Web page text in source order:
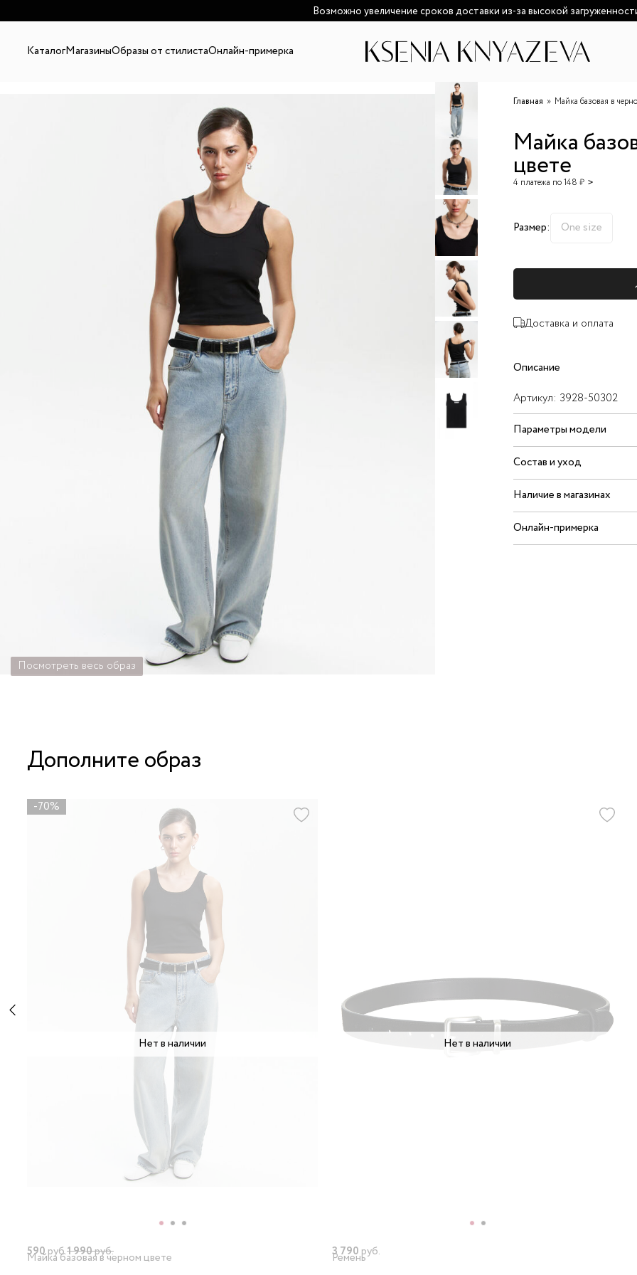
Возможно увеличение сроков доставки из-за высокой
КаталогМагазиныОбразы от стилистаОнлайн-примерка
Посмотреть весь образ
Главная Майка базовая в
Майка
цвете
4 платежа по 148 ₽
Размер: One size
Доставка и оплата
Описание
Артикул: 3928-50302
Параметры модели
Состав и уход
Наличие в магазинах
Онлайн-примерка
Дополните образ
Нет в наличии
-70%
590руб.1 990руб.
Майка базовая в черном цвете
Нет в наличии
3 790 руб.
Ремень